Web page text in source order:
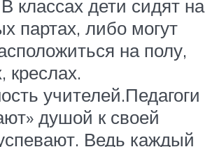
классах дети сидят на
партах, либо могут
на полу,
креслах.
учителей.Педагоги
душой к своей
Ведь каждый